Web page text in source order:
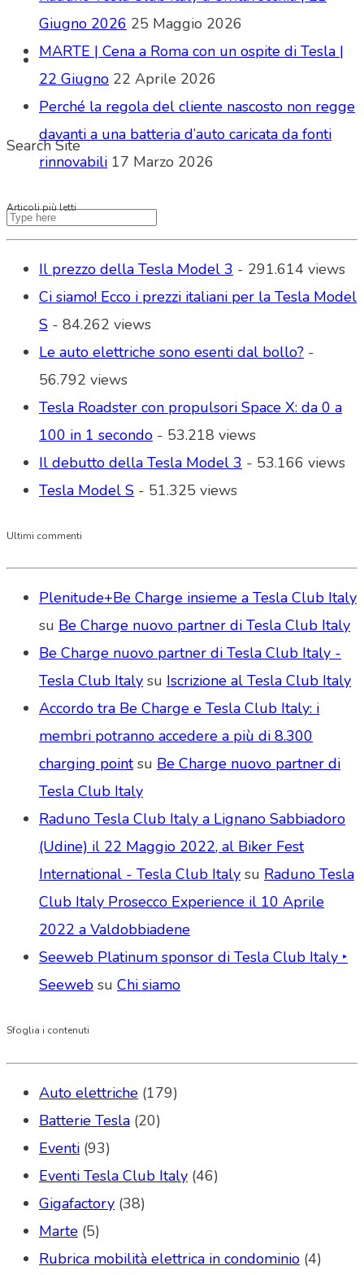
Search Site
Giugno 2026 25 Maggio 2026
MARTE | Cena a Roma con un ospite di Tesla |
22 Giugno 22 Aprile 2026
Perché la regola del cliente nascosto non regge
davanti a una batteria d’auto caricata da fonti
rinnovabili 17 Marzo 2026
Articoli più letti
Il prezzo della Tesla Model 3 - 291.614 views
Ci siamo! Ecco i prezzi italiani per la Tesla Model
S - 84.262 views
Le auto elettriche sono esenti dal bollo? -
56.792 views
Tesla Roadster con propulsori Space X: da 0 a
100 in 1 secondo - 53.218 views
Il debutto della Tesla Model 3 - 53.166 views
Tesla Model S - 51.325 views
Ultimi commenti
Plenitude+Be Charge insieme a Tesla Club Italy
su Be Charge nuovo partner di Tesla Club Italy
Be Charge nuovo partner di Tesla Club Italy -
Tesla Club Italy su Iscrizione al Tesla Club Italy
Accordo tra Be Charge e Tesla Club Italy: i
membri potranno accedere a più di 8.300
charging pointsu Be Charge nuovo partner di
Tesla Club Italy
Raduno Tesla Club Italy a Lignano Sabbiadoro
(Udine) il 22 Maggio 2022, al Biker Fest
International - Tesla Club Italy su Raduno Tesla
Club Italy Prosecco Experience il 10 Aprile
2022 a Valdobbiadene
Seeweb Platinum sponsor di Tesla Club Italy ‣
Seeweb su Chi siamo
Sfoglia i contenuti
Auto elettriche (179)
Batterie Tesla (20)
Eventi (93)
Eventi Tesla Club Italy (46)
Gigafactory (38)
Marte (5)
Rubrica mobilità elettrica in condominio (4)